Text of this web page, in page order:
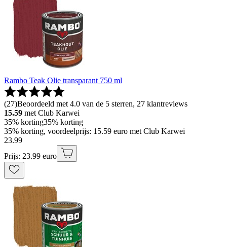
Rambo Teak Olie transparant 750 ml
(27)Beoordeeld met 4.0 van de 5 sterren, 27 klantreviews
15.59 met Club Karwei
35% korting35% korting
35% korting, voordeelprijs: 15.59 euro met Club Karwei
23.99
Prijs: 23.99 euro